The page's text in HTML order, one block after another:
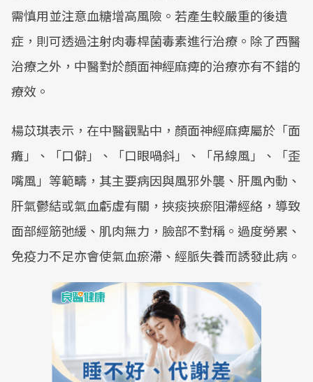
需慎用並注意血糖增高風險。若產生較嚴重的後遺
症，則可透過注射肉毒桿菌毒素進行治療。除了西醫
治療之外，中醫對於顏面神經麻痺的治療亦有不錯的
療效。
楊苡琪表示，在中醫觀點中，顏面神經麻痺屬於「面
癱」、「口僻」、「口眼喎斜」、「吊線風」、「歪
嘴風」等範疇，其主要病因與風邪外襲、肝風內動、
肝氣鬱結或氣血虧虛有關，挾痰挾瘀阻滯經絡，導致
面部經筋弛緩、肌肉無力，臉部不對稱。過度勞累、
免疫力不足亦會使氣血瘀滯、經脈失養而誘發此病。